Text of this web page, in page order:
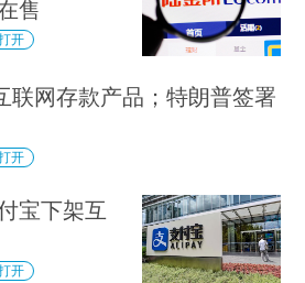
售
开
联网存款产品；特朗普签署
开
宝下架互
开